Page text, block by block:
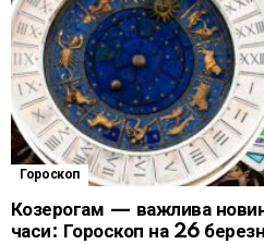
Гороскоп
Козерогам — важлива
часи: Гороскоп на 26